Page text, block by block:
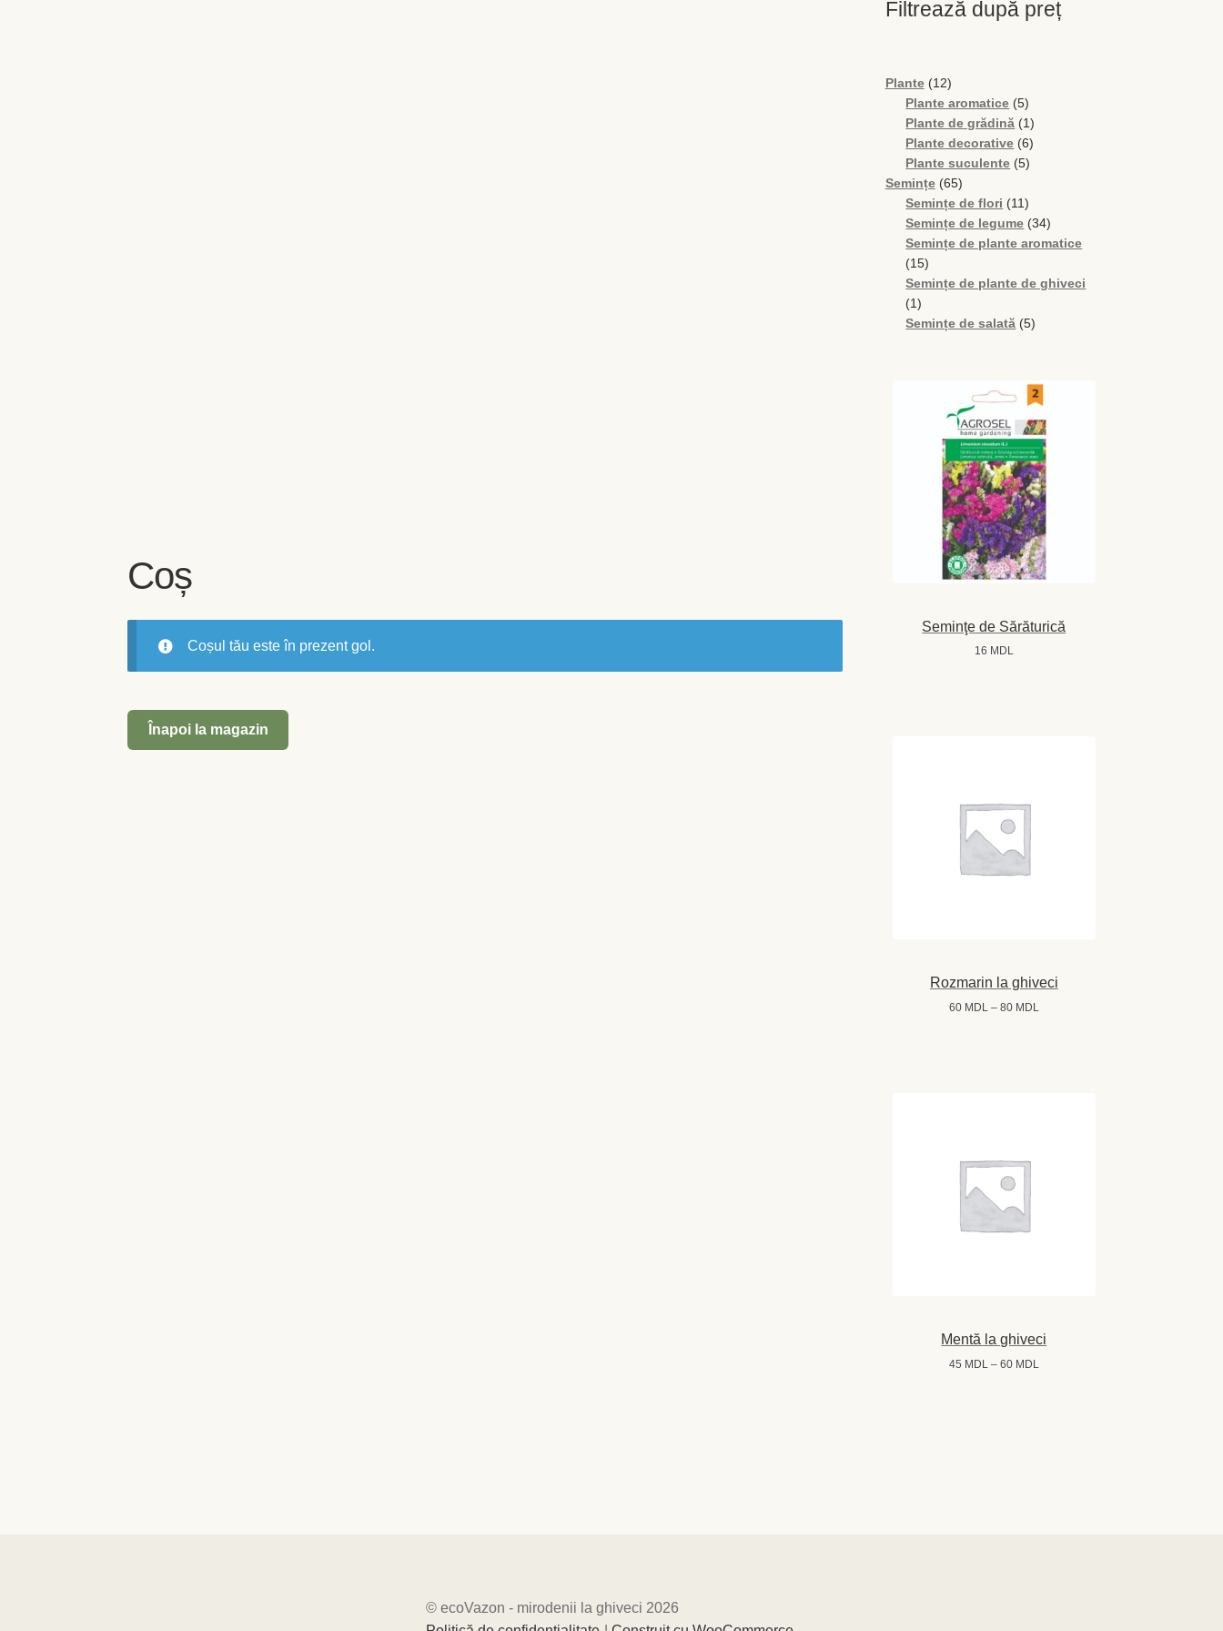
Coș
Coșul tău este în prezent gol.
Înapoi la magazin
Filtrează după preț
Plante 1212
produse
Plante aromatice 55
produse
Plante de grădină 11
produs
Plante decorative 66
produse
Plante suculente 55
Semințe 6565
de
produse
Semințe de flori 1111
produse
Semințe de legume 3434
de
Semințe de plante aromatice
1515
produse
Semințe de plante de ghiveci
11
produs
Semințe de salată 55
Seminţe de Sărăturică
16 MDL
Rozmarin la ghiveci
60 MDL – 80 MDL
Mentă la ghiveci
45 MDL – 60 MDL
© ecoVazon - mirodenii la ghiveci 2026